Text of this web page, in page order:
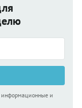
информационные и